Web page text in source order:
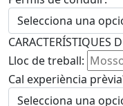
CARACTERÍSTIQUES
Lloc de treball:
Cal experiència